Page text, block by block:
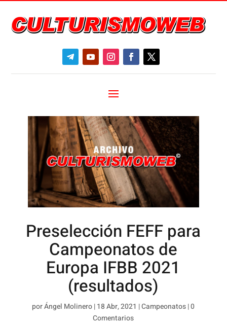
Preselección FEFF para
Campeonatos de
Europa IFBB 2021
(resultados)
porÁngel Molinero|18 Abr, 2021 |Campeonatos|0
Comentarios